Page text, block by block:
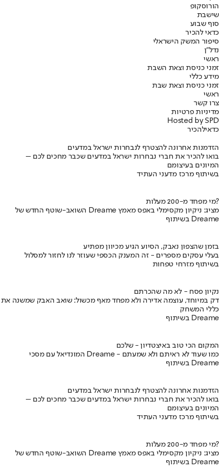
הורוסקופ
שישבת
סוף שבוע
כדאי להכיר
סיפור המשק הישראלי
נדל"ן
ראשי
זמני כניסת וצאת השבת
מידע כללי
זמני כניסת וצאת שבת
ראשי
צרו קשר
מדיניות פרטיות
Hosted by SPD
כדאילהכיר
הזדמנות אחרונה להצטרף לנבחרות ישראל במדעים
בואו להכיר את חברי נבחרות ישראל במדעים שכבר מחכים לכם –
המיונים בעיצומם
בשיתוף מרכז מדעני העתיד
מי מפחד מ-200 מעלות?
השואב-שוטף החדש של Dreame מציג: ניקיון מקסימלי באפס מאמץ
בשיתוף Dreame
בזמן שהצפון נאבק, הסיוע הגיע מכיוון מפתיע
בעלי עסקים מספרים - זה המענק הכספי שעוזר לנו לחזור למסלול
בשיתוף מזרחי טפחות
נקיון פסח - לא מה שהכרתם
דק במיוחד, עוצמה אדירה ולא מפחד מאף מכשול: שואב האבק שמשנה את
כללי המשחק
בשיתוף Dreame
המקום הכי טוב באיצטדיון - שלכם
המונדיאל עם מסכי Dreame - כמו שעוד לא ראיתם ולא שמעתם
בשיתוף Dreame
הזדמנות אחרונה להצטרף לנבחרות ישראל במדעים
בואו להכיר את חברי נבחרות ישראל במדעים שכבר מחכים לכם –
המיונים בעיצומם
בשיתוף מרכז מדעני העתיד
מי מפחד מ-200 מעלות?
השואב-שוטף החדש של Dreame מציג: ניקיון מקסימלי באפס מאמץ
בשיתוף Dreame